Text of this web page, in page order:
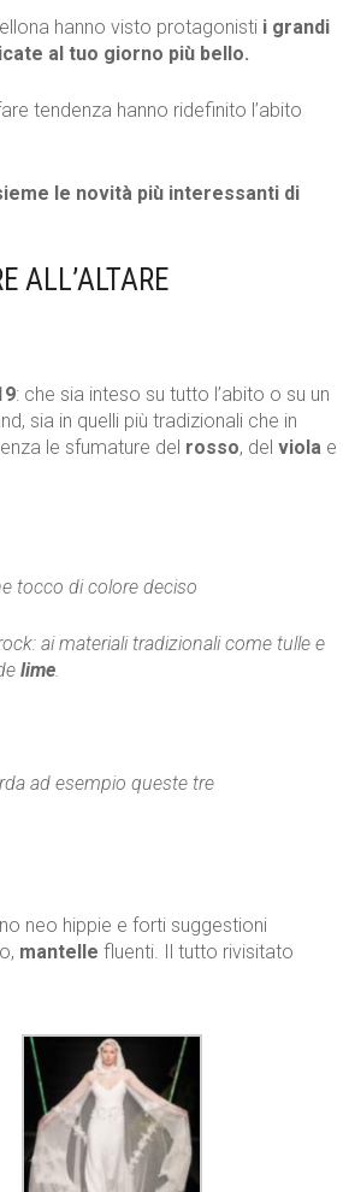
hanno visto protagonisti i grandi
al tuo giorno più bello.
tendenza hanno ridefinito l’abito
le novità più interessanti di
ALL’ALTARE
: che sia inteso su tutto l’abito o su un
sia in quelli più tradizionali che in
le sfumature del rosso, del viola e
tocco di colore deciso
ai materiali tradizionali come tulle e
lime.
ad esempio queste tre
neo hippie e forti suggestioni
mantelle fluenti. Il tutto rivisitato